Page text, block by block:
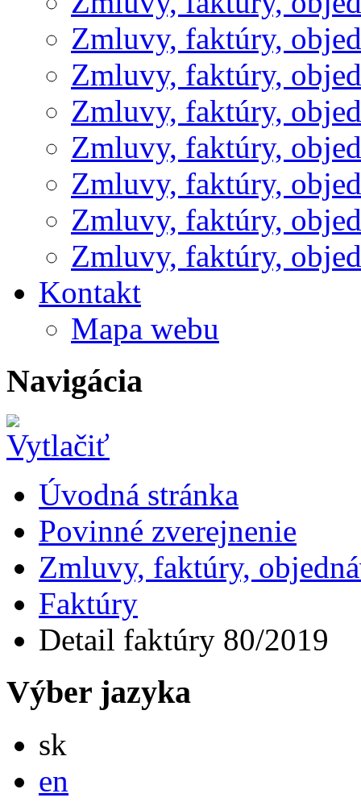
Zmluvy, faktúry,
Zmluvy, faktúry,
Zmluvy, faktúry,
Zmluvy, faktúry,
Zmluvy, faktúry,
Zmluvy, faktúry,
Zmluvy, faktúry,
Kontakt
Mapa webu
Navigácia
Úvodná stránka
Povinné zverejnenie
Zmluvy, faktúry,
Faktúry
Detail faktúry 80/2019
Výber jazyka
sk
en